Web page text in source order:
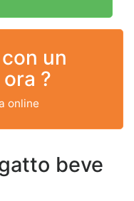
un
?
online
beve